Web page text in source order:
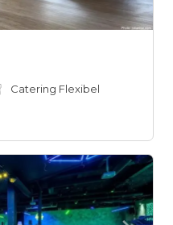
Catering Flexibel